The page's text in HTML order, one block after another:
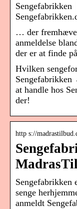
Sengefabrikken
… der
anmeldelse
der er at finde
Hvilken
at handle hos
der!
http s://
Sengefabrikken
senge
anmeldt